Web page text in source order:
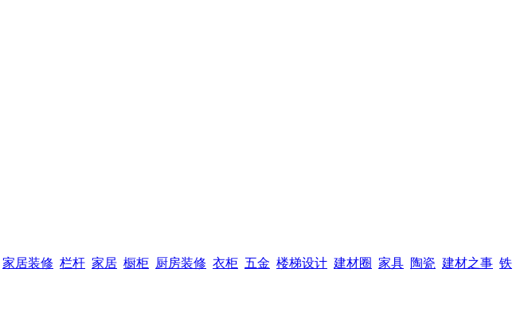
家居装修 栏杆 家居 橱柜 厨房装修 衣柜 五金 楼梯设计 建材圈 家具 陶瓷 建材之事 铁